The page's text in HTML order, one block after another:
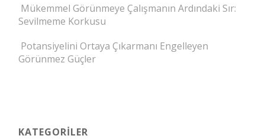
Mükemmel Görünmeye Çalışmanın Ardındaki Sır:
Sevilmeme Korkusu
Potansiyelini Ortaya Çıkarmanı Engelleyen
Görünmez Güçler
KATEGORILER